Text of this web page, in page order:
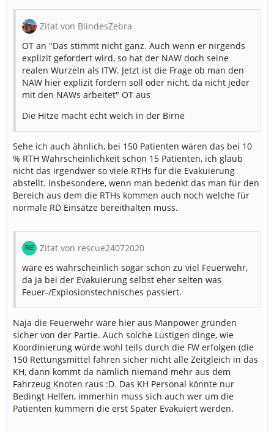
Zitat von BlindesZebra
OT an "Das stimmt nicht ganz. Auch wenn er nirgends
explizit gefordert wird, so hat der NAW doch seine
realen Wurzeln als ITW. Jetzt ist die Frage ob man den
NAW hier explizit fordern soll oder nicht, da nicht jeder
mit den NAWs arbeitet" OT aus
Die Hitze macht echt weich in der Birne
Sehe ich auch ähnlich, bei 150 Patienten wären das bei 10
% RTH Wahrscheinlichkeit schon 15 Patienten, ich glaub
nicht das irgendwer so viele RTHs für die Evakuierung
abstellt. Insbesondere, wenn man bedenkt das man für den
Bereich aus dem die RTHs kommen auch noch welche für
normale RD Einsätze bereithalten muss.
Zitat von rescue24072020
wäre es wahrscheinlich sogar schon zu viel Feuerwehr,
da ja bei der Evakuierung selbst eher selten was
Feuer-/Explosionstechnisches passiert.
Naja die Feuerwehr wäre hier aus Manpower gründen
sicher von der Partie. Auch solche Lustigen dinge, wie
Koordinierung würde wohl teils durch die FW erfolgen (die
150 Rettungsmittel fahren sicher nicht alle Zeitgleich in das
KH, dann kommt da nämlich niemand mehr aus dem
Fahrzeug Knoten raus :D. Das KH Personal könnte nur
Bedingt Helfen, immerhin muss sich auch wer um die
Patienten kümmern die erst Später Evakuiert werden.